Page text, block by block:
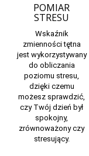
POMIAR
STRESU
Wskaźnik
zmienności tętna
jest wykorzystywany
do obliczania
poziomu stresu,
dzięki czemu
możesz sprawdzić,
czy Twój dzień był
spokojny,
zrównoważony czy
stresujący.